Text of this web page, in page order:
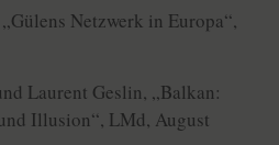
Netzwerk in Europa“,
Laurent Geslin, „Balkan:
Illusion“, LMd, August